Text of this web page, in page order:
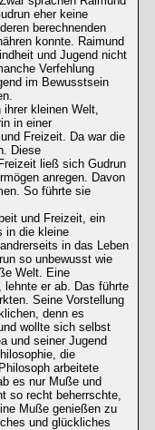
eher keine
berechnenden
konnte. Raimund
und Jugend nicht
Verfehlung
im Bewusstsein
kleinen Welt,
in einer
Freizeit. Da war die
Diese
ließ sich Gudrun
anregen. Davon
So führte sie
und Freizeit, ein
in die kleine
in das Leben
so unbewusst wie
Welt. Eine
lehnte er ab. Das führte
Seine Vorstellung
denn es
wollte sich selbst
und seiner Jugend
die
arbeitete
es nur Muße und
so recht beherrschte,
Muße genießen zu
und glückliches